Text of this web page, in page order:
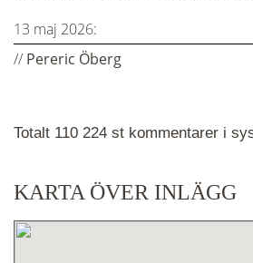
Totalt 110 224 st kommentarer i
KARTA ÖVER INLÄGG
13 maj 2026:
// Pereric Öberg